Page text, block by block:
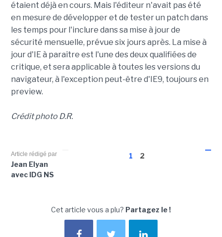
étaient déjà en cours. Mais l'éditeur n'avait pas été
en mesure de développer et de tester un patch dans
les temps pour l'inclure dans sa mise à jour de
sécurité mensuelle, prévue six jours après. La mise à
jour d'IE à paraître est l'une des deux qualifiées de
critique, et sera applicable à toutes les versions du
navigateur, à l'exception peut-être d'IE9, toujours en
preview.
Crédit photo D.R.
1 2
Article rédigé par
Jean Elyan
avec IDG NS
Cet article vous a plu? Partagez le !